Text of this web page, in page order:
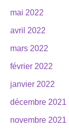
mai 2022
avril 2022
mars 2022
février 2022
janvier 2022
décembre 2021
novembre 2021